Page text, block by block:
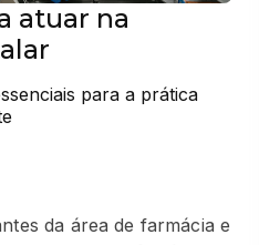
atuar na
para a prática
da área de farmácia e